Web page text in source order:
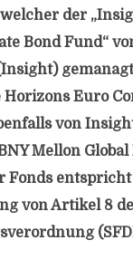
der
Bond Fund“
Horizons Euro
von
Mellon
Fonds
von Artikel 8